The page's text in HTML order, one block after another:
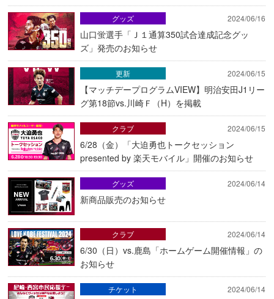
2024/06/16
山口蛍選手「Ｊ１通算350試合達成記念グッ
ズ」発売のお知らせ
グッズ
2024/06/15
【マッチデープログラムVIEW】明治安田J1リー
グ第18節vs.川崎Ｆ（H）を掲載
更新
2024/06/15
6/28（金）「大迫勇也トークセッション
presented by 楽天モバイル」開催のお知らせ
クラブ
2024/06/14
新商品販売のお知らせ
グッズ
2024/06/14
6/30（日）vs.鹿島「ホームゲーム開催情報」の
お知らせ
クラブ
2024/06/14
チケット